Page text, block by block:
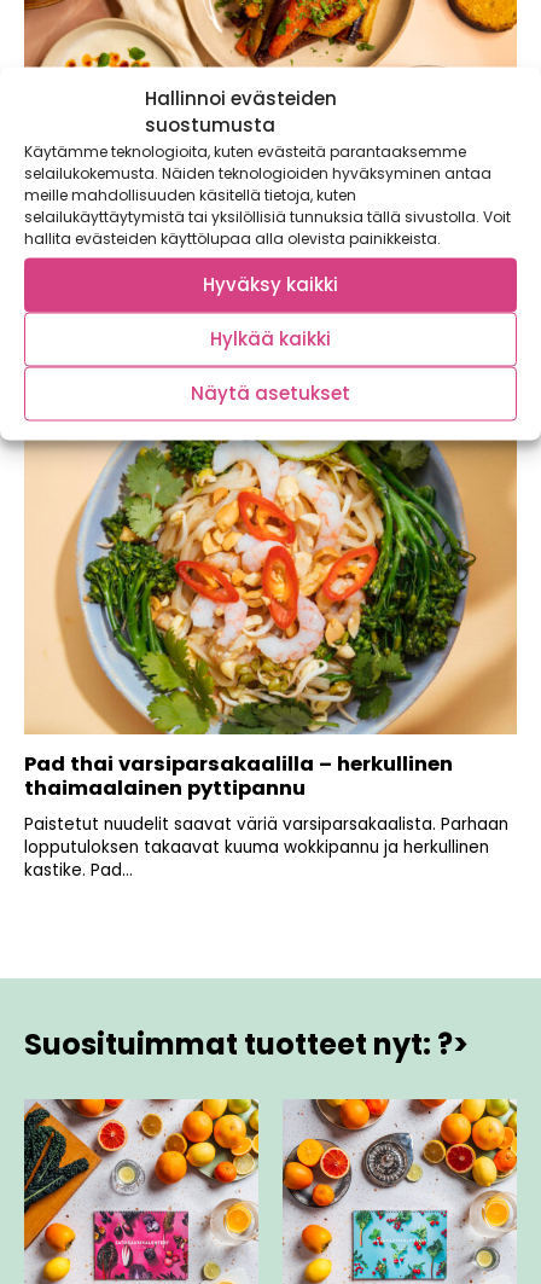
Hallinnoi evästeiden
suostumusta
Käytämme teknologioita, kuten evästeitä parantaaksemme
selailukokemusta. Näiden teknologioiden hyväksyminen antaa
meille mahdollisuuden käsitellä tietoja, kuten
selailukäyttäytymistä tai yksilöllisiä tunnuksia tällä sivustolla. Voit
hallita evästeiden käyttölupaa alla olevista painikkeista.
Hyväksy kaikki
Hylkää kaikki
Näytä asetukset
Turkkilaiset uppomunat ja paahdetut
väriporkkanat
Jogurtin ja maustetun voisulan kanssa tarjoiltavat
taivaalliset turkkilaiset uppomunat ja paahdetut
väriporkkanat ovat brunssipöydän...
Pad thai varsiparsakaalilla – herkullinen
thaimaalainen pyttipannu
Paistetut nuudelit saavat väriä varsiparsakaalista. Parhaan
lopputuloksen takaavat kuuma wokkipannu ja herkullinen
kastike. Pad...
Suosituimmat tuotteet nyt: ?>